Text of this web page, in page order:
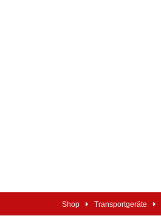
Shop Transportgeräte